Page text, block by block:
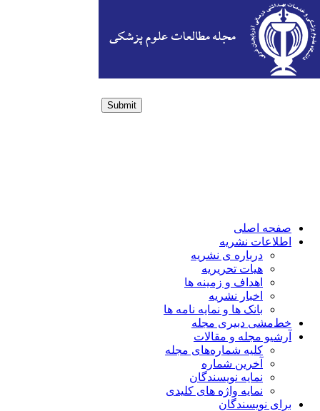
Submit
صفحه اصلی
اطلاعات نشریه
درباره ی نشریه
هیات تحریریه
اهداف و زمینه ها
اخبار نشریه
بانک ها و نمایه نامه ها
خط‌مشی دبیری مجله
آرشیو مجله و مقالات
کلیه شماره‌های مجله
آخرین شماره
نمایه نویسندگان
نمایه واژه های کلیدی
برای نویسندگان